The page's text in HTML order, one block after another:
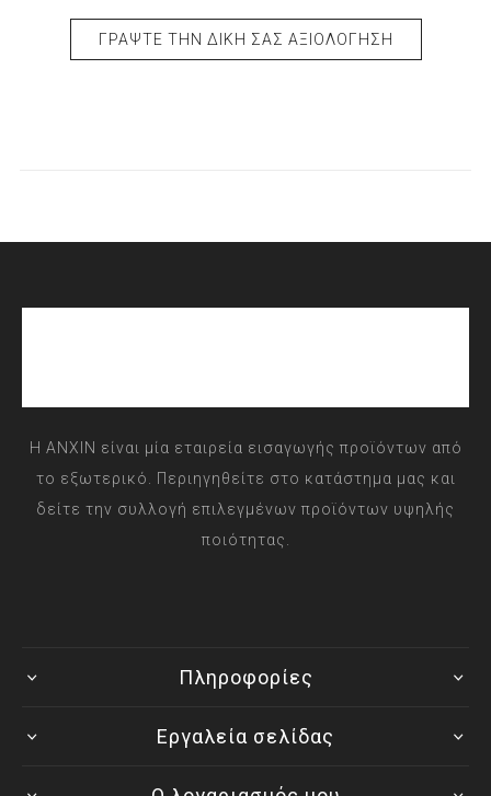
ΓΡΆΨΤΕ ΤΗΝ ΔΙΚΉ ΣΑΣ ΑΞΙΟΛΌΓΗΣΗ
Η ANXIN είναι μία εταιρεία εισαγωγής προϊόντων από
το εξωτερικό. Περιηγηθείτε στο κατάστημα μας και
δείτε την συλλογή επιλεγμένων προϊόντων υψηλής
ποιότητας.
Πληροφορίες
Εργαλεία σελίδας